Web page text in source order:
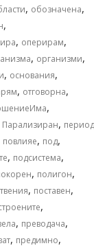
, обозначена,
,
, оперирам,
, организми,
, основания,
, отговорна,
,
Парализиран, период
повлияе, под,
, подсистема,
, полигон,
, поставен,
,
, преводача,
, предимно,